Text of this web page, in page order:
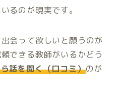
るのが現実です。
会って欲しいと願うのが
できる教師がいるかどう
話を聞く（口コミ）のが